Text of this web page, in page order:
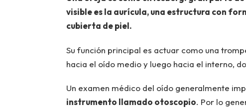
visible es la aurícula, una estructura con
cubierta de piel.
Su función principal es actuar como una
hacia el oído medio y luego hacia el interno,
Un examen médico del oído generalmente
instrumento llamado otoscopio. Por lo